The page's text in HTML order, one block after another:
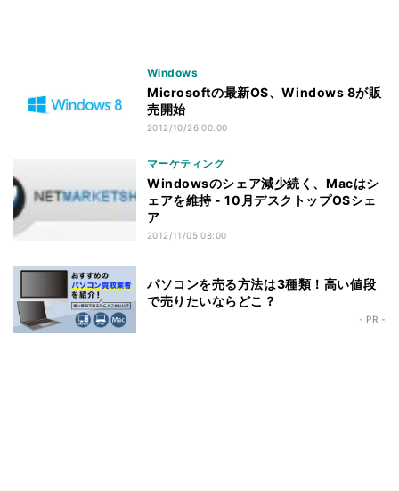
Windows
Microsoftの最新OS、Windows 8が販
売開始
2012/10/26 00:00
マーケティング
Windowsのシェア減少続く、Macはシ
ェアを維持 - 10月デスクトップOSシェ
ア
2012/11/05 08:00
パソコンを売る方法は3種類！高い値段
で売りたいならどこ？
- PR -